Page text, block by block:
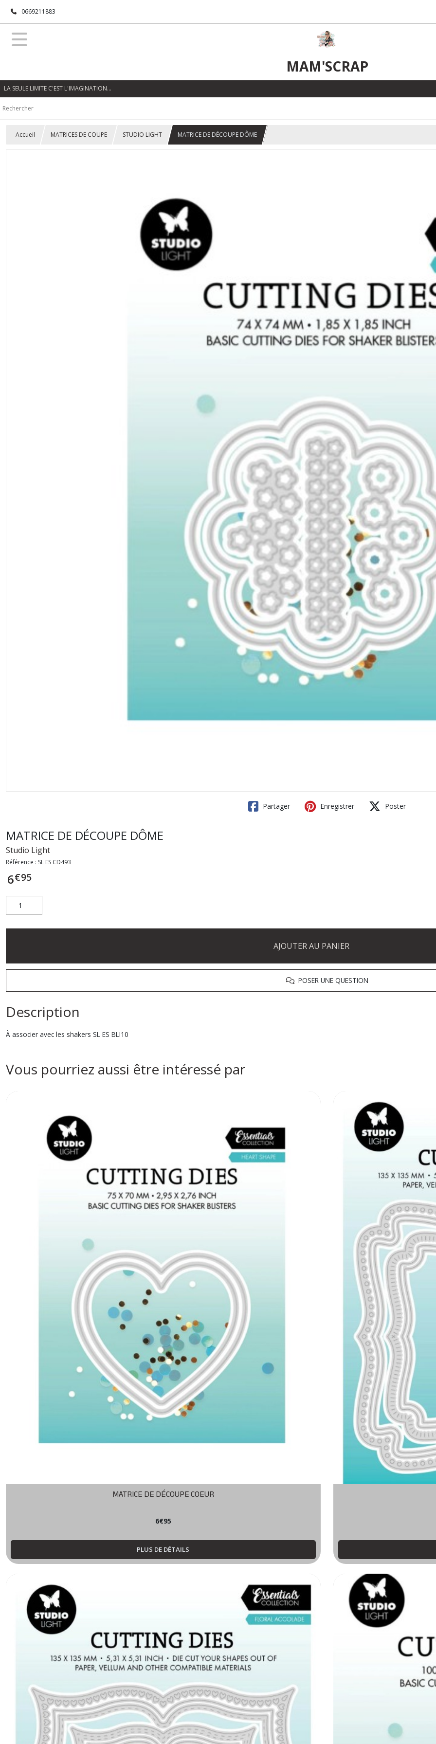
0669211883
MAM'SCRAP
LA SEULE LIMITE C'EST L'IMAGINATION…
Accueil MATRICES DE COUPE STUDIO LIGHT MATRICE DE DÉCOUPE DÔME
Partager Enregistrer Poster
MATRICE DE DÉCOUPE DÔME
Studio Light
Référence : SL ES CD493
6€95
AJOUTER AU PANIER
POSER UNE QUESTION
Description
À associer avec les shakers SL ES BLI10
Vous pourriez aussi être intéressé par
MATRICE DE DÉCOUPE COEUR
6€95
PLUS DE DÉTAILS